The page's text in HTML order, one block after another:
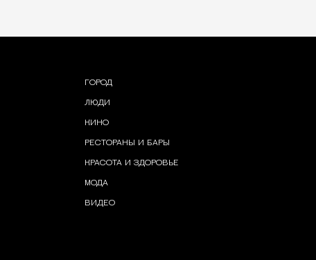
ГОРОД
ЛЮДИ
КИНО
РЕСТОРАНЫ И БАРЫ
КРАСОТА И ЗДОРОВЬЕ
МОДА
ВИДЕО